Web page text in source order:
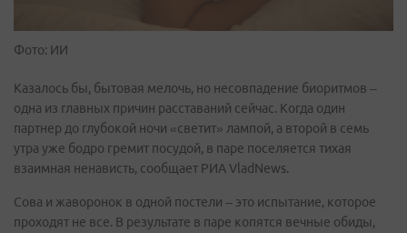
Фото: ИИ
Казалось бы, бытовая мелочь, но несовпадение биоритмов –
одна из главных причин расставаний сейчас. Когда один
партнер до глубокой ночи «светит» лампой, а второй в семь
утра уже бодро гремит посудой, в паре поселяется тихая
взаимная ненависть, сообщает РИА VladNews.
Сова и жаворонок в одной постели – это испытание, которое
проходят не все. В результате в паре копятся вечные обиды,